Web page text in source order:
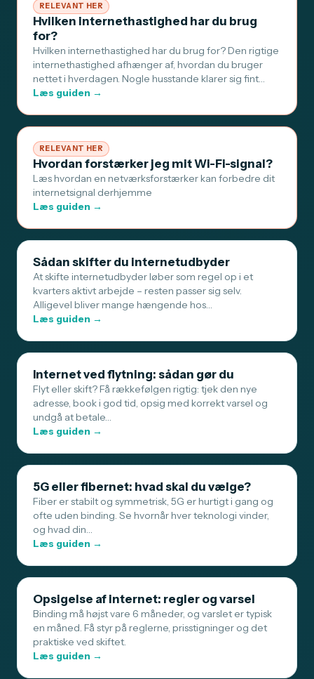
RELEVANT HER
Hvilken internethastighed har du brug
for?
Hvilken internethastighed har du brug for? Den rigtige
internethastighed afhænger af, hvordan du bruger
nettet i hverdagen. Nogle husstande klarer sig fint…
Læs guiden →
RELEVANT HER
Hvordan forstærker jeg mit Wi-Fi-signal?
Læs hvordan en netværksforstærker kan forbedre dit
internetsignal derhjemme
Læs guiden →
Sådan skifter du internetudbyder
At skifte internetudbyder løber som regel op i et
kvarters aktivt arbejde – resten passer sig selv.
Alligevel bliver mange hængende hos…
Læs guiden →
Internet ved flytning: sådan gør du
Flyt eller skift? Få rækkefølgen rigtig: tjek den nye
adresse, book i god tid, opsig med korrekt varsel og
undgå at betale…
Læs guiden →
5G eller fibernet: hvad skal du vælge?
Fiber er stabilt og symmetrisk, 5G er hurtigt i gang og
ofte uden binding. Se hvornår hver teknologi vinder,
og hvad din…
Læs guiden →
Opsigelse af internet: regler og varsel
Binding må højst vare 6 måneder, og varslet er typisk
en måned. Få styr på reglerne, prisstigninger og det
praktiske ved skiftet.
Læs guiden →